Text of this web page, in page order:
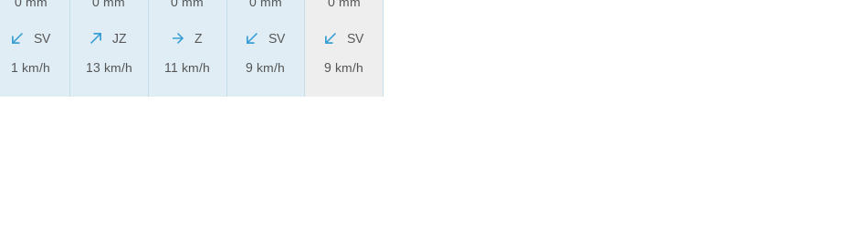
SV
1 km/h
JZ
13 km/h
Z
11 km/h
SV
9 km/h
SV
9 km/h